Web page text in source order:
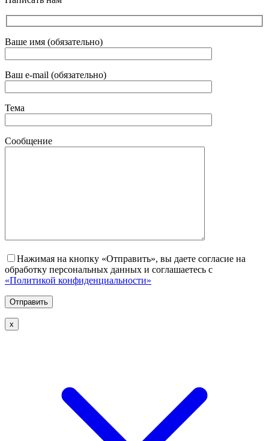
Ваше имя (обязательно)
Ваш e-mail (обязательно)
Тема
Сообщение
Нажимая на кнопку «Отправить», вы даете согласие на
обработку персональных данных и соглашаетесь с
«Политикой конфиденциальности»
х